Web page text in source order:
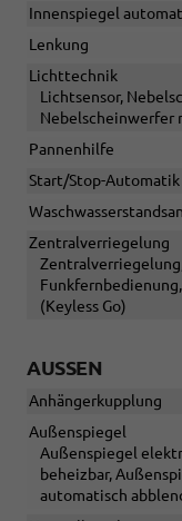
Innenspiegel
Lenkung
Lichttechnik
Lichtsensor,
Nebelscheinwerfer
Pannenhilfe
Start/Stop-Automatik
Zentralverriegelung
(Keyless Go)
AUSSEN
Anhängerkupplung
Außenspiegel
Außenspiegel
beheizbar,
automatisch